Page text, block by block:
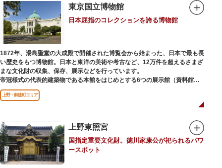
観光客が訪れ、買い物や散策を楽しんでいます。
東京国立博物館
日本屈指のコレクションを誇る博物館
1872年、湯島聖堂の大成殿で開催された博覧会から始まった、日本で最も長
い歴史をもつ博物館。日本と東洋の美術や考古など、12万件を超えるさまざ
まな文化財の収集、保存、展示などを行っています。
帝冠様式の代表的建築物である本館をはじめとする6つの展示館（資料館）
からなり、89件の国宝を所蔵。常に貴重な文化財を公開し、講座や講演会、
ワークショップなどを実施しています。国宝や重要文化財などの名品をたど
りながら、真の美術史を堪能し価値あるひと時を過ごしてみてはいかがでし
吹き抜けのエントランスに大理石の大階段がある本館では、壁時計やステン
ドグラスなど格調高い内部装飾にも注目してみてください。初めて来館する
方や時間が限られている方などに向け提案されたコース（日本美術入門／た
てものめぐり／仏像大好き）を参考にめぐるのも良いでしょう。
上野・御徒町エリア
上野東照宮
国指定重要文化財。徳川家康公が祀られるパワ
ースポット